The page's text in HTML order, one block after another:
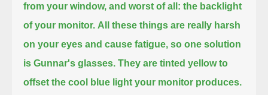
from your window, and worst of all: the backlight
of your monitor. All these things are really harsh
on your eyes and cause fatigue, so one solution
is Gunnar's glasses. They are tinted yellow to
offset the cool blue light your monitor produces.